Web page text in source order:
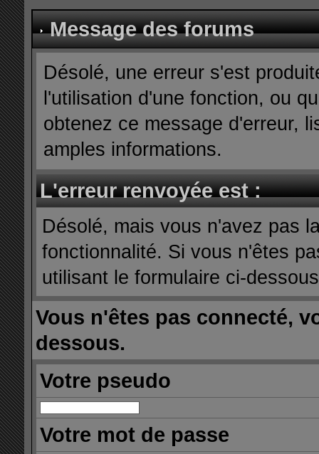
Message des forums
Désolé, une erreur s'est
l'utilisation d'une fonction, ou
obtenez ce message d'erreur,
amples informations.
L'erreur renvoyée est :
Désolé, mais vous n'avez pas
fonctionnalité. Si vous n'êtes
utilisant le formulaire ci-
Vous n'êtes pas connecté,
dessous.
Votre pseudo
Votre mot de passe